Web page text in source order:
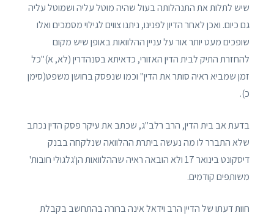
שיש לתלות את התנהלותה בעול שהיה מוטל עליה ושמוטל עליה
גם כיום. ואכן לאחר הדיון לפנינו, ניתנו צווים לגילוי מסמכים ואלו
שופכים מעט יותר אור על עניין ההלוואות באופן שיש מקום
להחזרת התיק לבית הדין האזורי, כדאיתא בסנהדרין (לא, א)"כל
זמן שמביא ראיה סותר את הדין" וכמו שנפסק בחושן משפט(סימן
כ).
בדעת אב בית הדין, הרב רלב"ג, שכתב את עיקר פסק הדין נכתב
שלא התברר לו מה נעשה ביתרת ההלוואה שנלקחה בבנק
דיסקונט בינואר 17 ולא הובאה ראיה שההלוואות הן'גלגולי חובות'
משותפים קודמים.
חוות דעתו של הדיין הרב וידאל אינה ברורה בהתחשב בקבלת